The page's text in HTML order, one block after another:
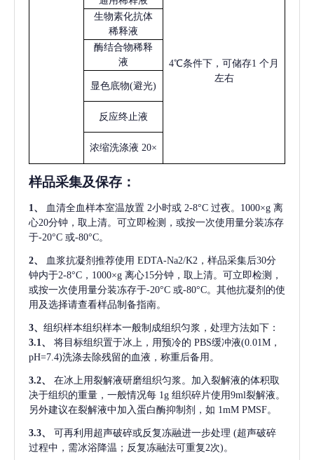
4℃条件下，可储存1 个月
左右
生物素化抗体
稀释液
酶结合物稀释
液
显色底物(避光)
反应终止液
浓缩洗涤液 20×
样品采集及保存 ：
1、 血清全血样本室温放置 2小时或 2-8°C 过夜。1000×g 离
心20分钟，取上清。可立即检测，或按一次使用量分装冻存
于-20°C 或-80°C。
2、 血浆抗凝剂推荐使用 EDTA-Na2/K2，样品采集后30分
钟内于2-8°C，1000×g 离心15分钟，取上清。可立即检测，
或按一次使用量分装冻存于-20°C 或-80°C。其他抗凝剂的使
用及选择请查看样品制备指南。
3、 组织样本组织样本一般制成组织匀浆，处理方法如下：
3.1、
将目标组织置于冰上，用预冷的 PBS缓冲液(0.01M，
pH=7.4)洗涤去除残留的血液，称重后备用。
3.2、
在冰上用裂解液研磨组织匀浆。加入裂解液的体积取
决于组织的重量，一般情况每 1g 组织碎片使用9ml裂解液。
另外建议在裂解液中加入蛋白酶抑制剂，如 1mM PMSF。
3.3、 可再利用超声破碎或反复冻融进一步处理 (超声破碎
过程中，需冰浴降温；反复冻融法可重复2次)。